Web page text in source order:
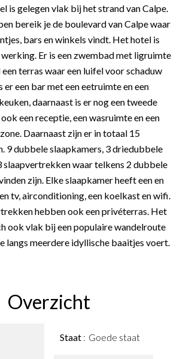
is gelegen vlak bij het strand van Calpe.
bereik je de boulevard van Calpe waar
bars en winkels vindt. Het hotel is
Er is een zwembad met ligruimte
een terras waar een luifel voor schaduw
er een bar met een eetruimte en een
daarnaast is er nog een tweede
een receptie, een wasruimte en een
Daarnaast zijn er in totaal 15
9 dubbele slaapkamers, 3 driedubbele
slaapvertrekken waar telkens 2 dubbele
zijn. Elke slaapkamer heeft een en
tv, airconditioning, een koelkast en wifi.
hebben ook een privéterras. Het
ook vlak bij een populaire wandelroute
langs meerdere idyllische baaitjes voert.
Overzicht
Staat Goede staat